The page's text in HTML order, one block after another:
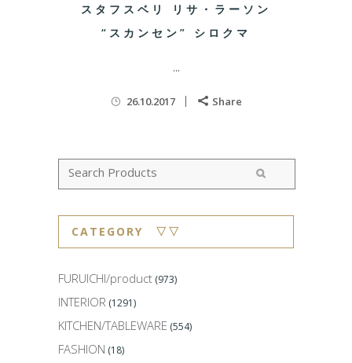
スタフスベリ リサ・ラーソン
“スカンセン” シロクマ
...
26.10.2017 Share
CATEGORY ▽▽
FURUICHI/product (973)
INTERIOR (1291)
KITCHEN/TABLEWARE (554)
FASHION (18)